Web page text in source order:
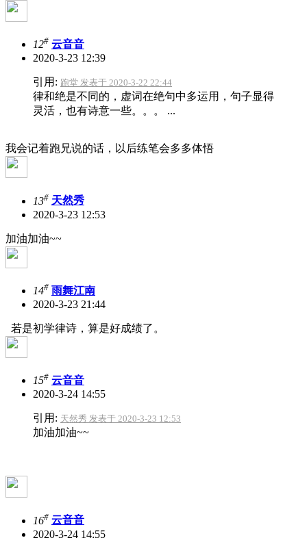
12# 云音音
2020-3-23 12:39
引用: 跑堂 发表于 2020-3-22 22:44
律和绝是不同的，虚词在绝句中多运用，句子显得
灵活，也有诗意一些。。。 ...
我会记着跑兄说的话，以后练笔会多多体悟
13# 天然秀
2020-3-23 12:53
加油加油~~
14# 雨舞江南
2020-3-23 21:44
若是初学律诗，算是好成绩了。
15# 云音音
2020-3-24 14:55
引用: 天然秀 发表于 2020-3-23 12:53
加油加油~~
16# 云音音
2020-3-24 14:55